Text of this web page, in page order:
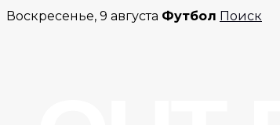
Перейти
Воскресенье, 9 августа Футбол Поиск